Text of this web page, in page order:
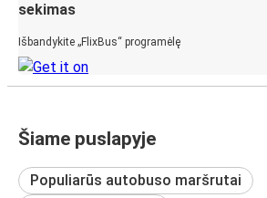
sekimas
Išbandykite „FlixBus“ programėlę
Šiame puslapyje
Populiarūs autobuso maršrutai